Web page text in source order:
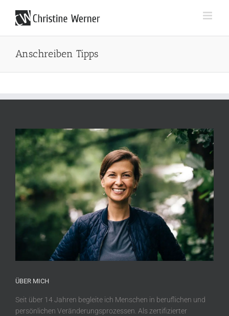
Inhalt
springen
Anschreiben Tipps
ÜBER MICH
Seit über 14 Jahren begleite ich Menschen in beruflichen und
persönlichen Veränderungsprozessen. Als zertifizierter